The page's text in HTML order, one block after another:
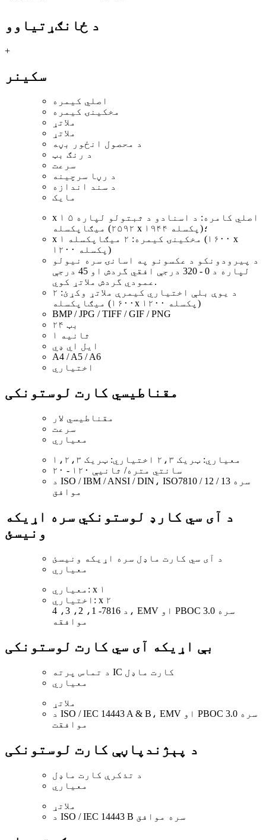
د ځانګړتیاوو
+
سکینر
اصلي کیمره
مخکینۍ کیمره
ملاتړ
ملاتړ
د محصول انځور بڼه
د رنګ بټ
سرعت
د رڼا سرچینه
د سند اندازه
مایک
x ۱ اصلي کامره: د اسنادو د ثبتولو لپاره ۵
میګاپکسله (۲۵۹۲ x ۱۹۴۴ پکسله)؛
x ۱ مخکینۍ کیمره: ۲ میګاپکسله (۱۶۰۰ x
۱۲۰۰ پکسله)
د پیرودونکو د عکسونو په اسانۍ سره نیولو
لپاره د 0 - 320 درجې افقي گردش او 45 درجې
عمودي گردش ملاتړ کوي.
د یوې بلې اختیاري کیمرې ملاتړ وکړئ: ۲
میګاپکسله (۱۶۰۰x ۱۲۰۰ پکسله)
BMP / JPG / TIFF / GIF / PNG
۲۴ بټ
۱ ثانیه
ايل اي ډي
A4 / A5 / A6
اختیاري
مقناطیسي کارت لوستونکی
مقناطیسي لار
سرعت
معیاري
معیاري: ټریک ۲،۳ اختیاري: ټریک ۱،۲،۳
۲۰ - ۱۲۰ سانتي متره/ ثانیې
د ISO / IBM / ANSI / DIN، ISO7810 / 12 / 13 سره
موافق
د آی سي کارډ لوستونکي سره اړیکه
ونیسئ
د آی سي کارت ماډل سره اړیکه ونیسئ
معیاري
معیاري: x ۱
اختیاري: x ۲
د 7816- 1، 2، 3، 4، EMV او PBOC 3.0 سره
موافقه
بې اړیکه آی سي کارت لوستونکی
د تماس پرته IC کارت ماډل
معیاري
ملاتړ
د ISO / IEC 14443 A & B، EMV او PBOC 3.0 سره
موافقت
د پېژندپاڼې کارت لوستونکی
د تذکرې کارت ماډل
معیاري
ملاتړ
د ISO / IEC 14443 B سره موافق